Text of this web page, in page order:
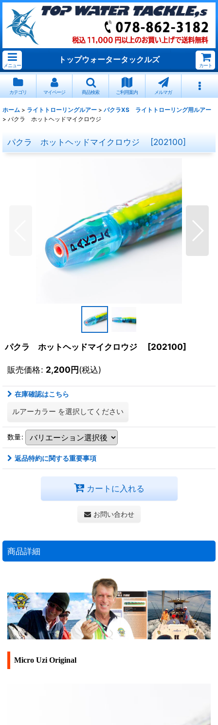
メニュー
トップウォータータックルズ
カート
カテゴリ マイページ 商品検索 ご利用案内 メルマガ
ホーム > ライトトローリングルアー > パクラXS ライトトローリング用ルアー
> パクラ ホットヘッドマイクロウジ
パクラ ホットヘッドマイクロウジ [202100]
パクラ ホットヘッドマイクロウジ [202100]
販売価格: 2,200円(税込)
在庫確認はこちら
ルアーカラー を選択してください
数量:
返品特約に関する重要事項
カートに入れる
お問い合わせ
商品詳細
Micro Uzi Original